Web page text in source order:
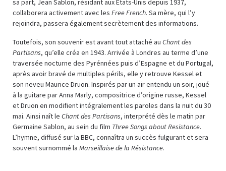
collaborera activement avec les Free French. Sa mère, qui l’y
rejoindra, passera également secrètement des informations.
Toutefois, son souvenir est avant tout attaché au Chant des
Partisans, qu’elle créa en 1943. Arrivée à Londres au terme d’une
traversée nocturne des Pyrénnées puis d’Espagne et du Portugal,
après avoir bravé de multiples périls, elle y retrouve Kessel et
son neveu Maurice Druon. Inspirés par un air entendu un soir, joué
à la guitare par Anna Marly, compositrice d’origine russe, Kessel
et Druon en modifient intégralement les paroles dans la nuit du 30
mai. Ainsi naît le Chant des Partisans, interprété dès le matin par
Germaine Sablon, au sein du film Three Songs about Resistance.
L’hymne, diffusé sur la BBC, connaîtra un succès fulgurant et sera
souvent surnommé la Marseillaise de la Résistance.